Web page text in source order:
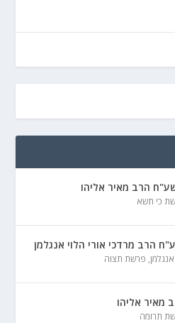
הרב מאיר אליהו
כי תשא
הרב מרדכי אורי הלוי אנגלמן
, פרשת תצוה
מאיר אליהו
תרומה